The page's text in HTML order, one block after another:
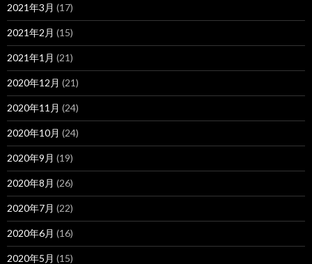
2021年3月 (17)
2021年2月 (15)
2021年1月 (21)
2020年12月 (21)
2020年11月 (24)
2020年10月 (24)
2020年9月 (19)
2020年8月 (26)
2020年7月 (22)
2020年6月 (16)
2020年5月 (15)